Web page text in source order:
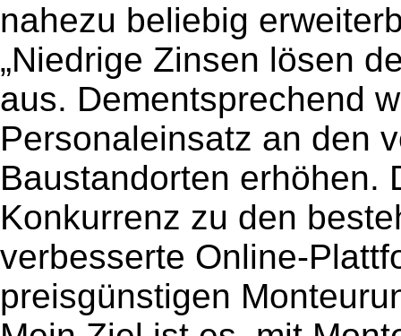
nahezu beliebig
„Niedrige Zinsen lösen
aus. Dementsprechend
Personaleinsatz an den
Baustandorten erhöhen.
Konkurrenz zu den
verbesserte Online-
preisgünstigen